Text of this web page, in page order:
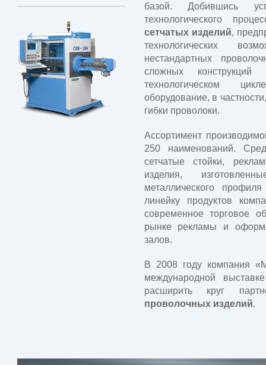
базой. Добившись
технологического
сетчатых изделий,
технологических
нестандартных
сложных
технологическом
оборудование, в
гибки проволоки.
Ассортимент
250 наименований.
сетчатые стойки,
изделия,
металлического
линейку продуктов
современное торговое
рынке рекламы и
залов.
В 2008 году компания
международной
расширить круг
проволочных изделий.